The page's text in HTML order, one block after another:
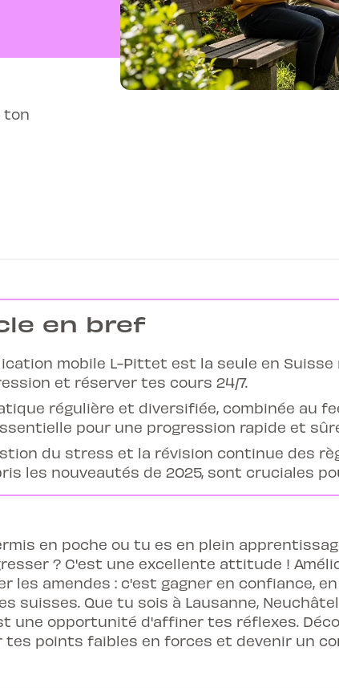
ton
en bref
mobile L-Pittet est la seule en
et réserver tes cours 24/7.
régulière et diversifiée, combinée au
pour une progression rapide et
du stress et la révision continue des
les nouveautés de 2025, sont cruciales
en poche ou tu es en plein
? C'est une excellente attitude !
les amendes : c'est gagner en confiance,
suisses. Que tu sois à Lausanne,
une opportunité d'affiner tes réflexes.
points faibles en forces et devenir un